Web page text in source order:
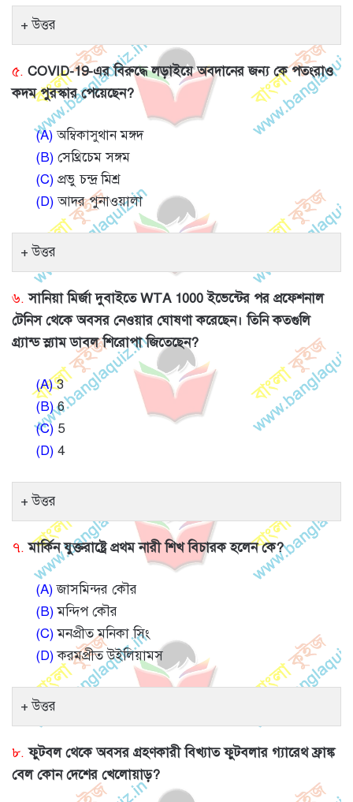
উত্তর
৫. COVID-19-এর বিরুদ্ধে লড়াইয়ে অবদানের জন্য কে পতংরাও
কদম পুরস্কার পেয়েছেন?
(A)অম্বিকাসুথান মঙ্গদ
(B) সেথ্রিচেম সঙ্গম
(C) প্রভু চন্দ্র মিশ্র
(D)আদর পুনাওয়ালা
উত্তর
৬. সানিয়া মির্জা দুবাইতে WTA 1000 ইভেন্টের পর প্রফেশনাল
টেনিস থেকে অবসর নেওয়ার ঘোষণা করেছেন। তিনি কতগুলি
গ্র্যান্ড স্ল্যাম ডাবল শিরোপা জিতেছেন?
(A)3
(B)6
(C) 5
(D) 4
উত্তর
৭. মার্কিন যুক্তরাষ্ট্রে প্রথম নারী শিখ বিচারক হলেন কে?
(A)জাসমিন্দর কৌর
(B)মন্দিপ কৌর
(C)মনপ্রীত মনিকা সিং
(D)করমপ্রীত উইলিয়ামস
উত্তর
৮. ফুটবল থেকে অবসর গ্রহণকারী বিখ্যাত ফুটবলার গ্যারেথ ফ্রাঙ্ক
বেল কোন দেশের খেলোয়াড়?